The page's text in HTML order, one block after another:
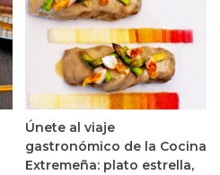
Únete al viaje
gastronómico de la Cocina
Extremeña: plato estrella,